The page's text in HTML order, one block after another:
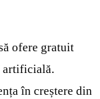
ofere gratuit
artificială.
în creștere din